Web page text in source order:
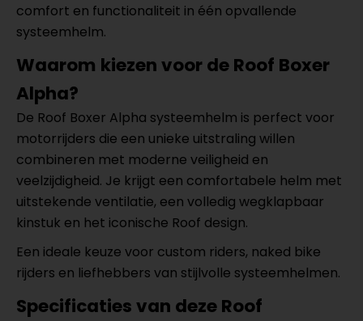
comfort en functionaliteit in één opvallende
systeemhelm.
Waarom kiezen voor de Roof Boxer
Alpha?
De Roof Boxer Alpha systeemhelm is perfect voor
motorrijders die een unieke uitstraling willen
combineren met moderne veiligheid en
veelzijdigheid. Je krijgt een comfortabele helm met
uitstekende ventilatie, een volledig wegklapbaar
kinstuk en het iconische Roof design.
Een ideale keuze voor custom riders, naked bike
rijders en liefhebbers van stijlvolle systeemhelmen.
Specificaties van deze Roof